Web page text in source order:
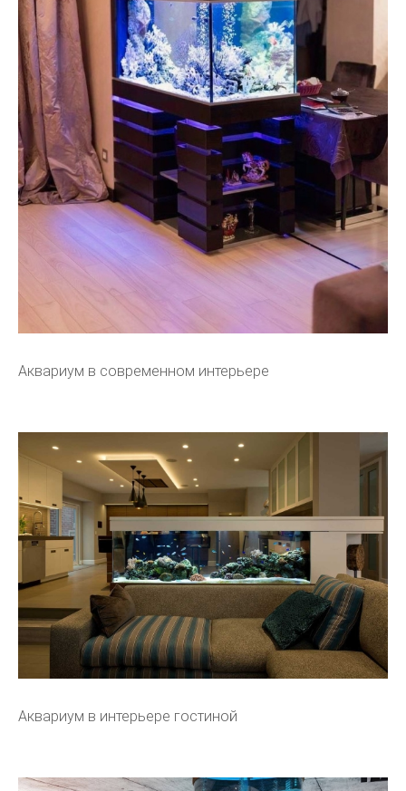
Аквариум в современном интерьере
Аквариум в интерьере гостиной